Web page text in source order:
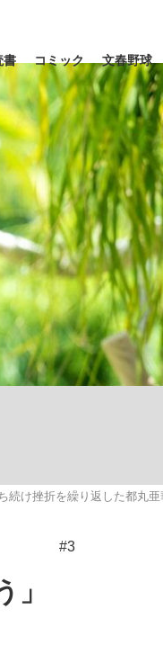
タビュー 読書
圭佑が初めて明かした日
POPアイドルたち
書 コミック 文春野球
#松田聖子
け挫折を繰り返した都丸亜
#3
」